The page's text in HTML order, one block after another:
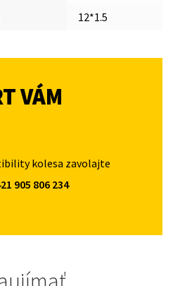
12*1.5
VÁM
kolesa zavolajte
905 806 234